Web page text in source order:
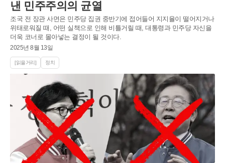
낸 민주주의의 균열
조국 전 장관 사면은 민주당 집권 중반기에 접어들어 지지율이 떨어지거나
위태로워질 때, 어떤 실책으로 인해 비틀거릴 때, 대통령과 민주당 자신을
더욱 코너로 몰아넣는 결정이 될 것이다.
2025년 8월 13일
[읽을거리] 정치